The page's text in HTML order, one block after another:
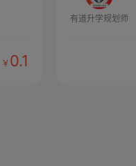
￥ 0.1
有道升学规划师